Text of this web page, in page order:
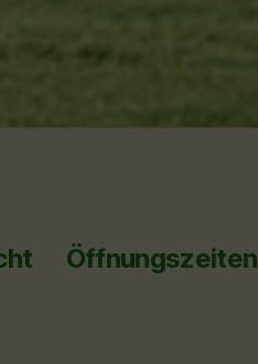
Öffnungszeiten